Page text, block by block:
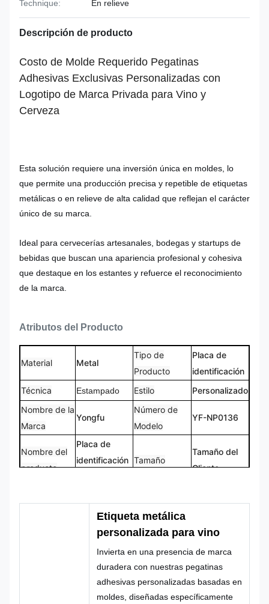
Technique:
En relieve
Descripción de producto
Costo de Molde Requerido Pegatinas
Adhesivas Exclusivas Personalizadas con
Logotipo de Marca Privada para Vino y
Cerveza
Esta solución requiere una inversión única en moldes, lo
que permite una producción precisa y repetible de etiquetas
metálicas o en relieve de alta calidad que reflejan el carácter
único de su marca.
Ideal para cervecerías artesanales, bodegas y startups de
bebidas que buscan una apariencia profesional y cohesiva
que destaque en los estantes y refuerce el reconocimiento
de la marca.
Atributos del Producto
Material Metal
Tipo de
Producto
Placa de
identificación
Técnica
Estampado Estilo
Personalizado
Nombre de la
Marca
Yongfu
Número de
Modelo
YF-NP0136
Nombre del
producto
Placa de
identificación Tamaño
Tamaño del
Cliente
Logotipo
Personalizado
Forma
CMYK,
100% Hecho
a Medida
Etiqueta metálica
personalizada para vino
Invierta en una presencia de marca
duradera con nuestras pegatinas
adhesivas personalizadas basadas en
moldes, diseñadas específicamente